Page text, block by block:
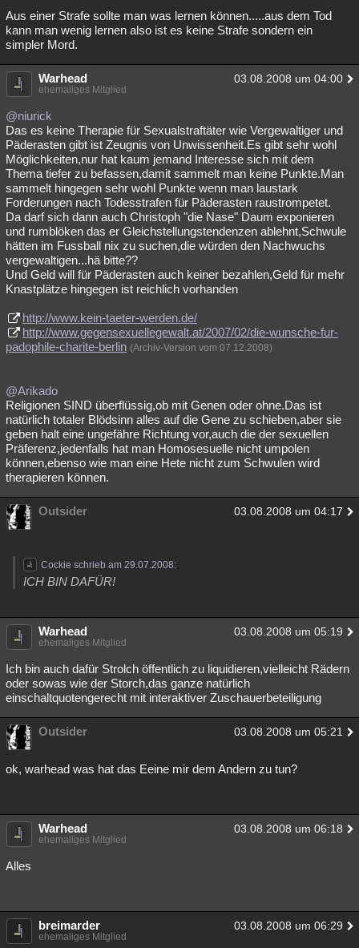
Aus einer Strafe sollte man was lernen können.....aus dem Tod
kann man wenig lernen also ist es keine Strafe sondern ein
simpler Mord.
Warhead 03.08.2008 um 04:00
ehemaliges Mitglied
@niurick
Das es keine Therapie für Sexualstraftäter wie Vergewaltiger und
Päderasten gibt ist Zeugnis von Unwissenheit.Es gibt sehr wohl
Möglichkeiten,nur hat kaum jemand Interesse sich mit dem
Thema tiefer zu befassen,damit sammelt man keine Punkte.Man
sammelt hingegen sehr wohl Punkte wenn man laustark
Forderungen nach Todesstrafen für Päderasten raustrompetet.
Da darf sich dann auch Christoph "die Nase" Daum exponieren
und rumblöken das er Gleichstellungstendenzen ablehnt,Schwule
hätten im Fussball nix zu suchen,die würden den Nachwuchs
vergewaltigen...hä bitte??
Und Geld will für Päderasten auch keiner bezahlen,Geld für mehr
Knastplätze hingegen ist reichlich vorhanden
http://www.kein-taeter-werden.de/
http://www.gegensexuellegewalt.at/2007/02/die-wunsche-fur-
padophile-charite-berlin (Archiv-Version vom 07.12.2008)
@Arikado
Religionen SIND überflüssig,ob mit Genen oder ohne.Das ist
natürlich totaler Blödsinn alles auf die Gene zu schieben,aber sie
geben halt eine ungefähre Richtung vor,auch die der sexuellen
Präferenz,jedenfalls hat man Homosesuelle nicht umpolen
können,ebenso wie man eine Hete nicht zum Schwulen wird
therapieren können.
Outsider 03.08.2008 um 04:17
Cockie schrieb am 29.07.2008:
ICH BIN DAFÜR!
Warhead 03.08.2008 um 05:19
ehemaliges Mitglied
Ich bin auch dafür Strolch öffentlich zu liquidieren,vielleicht Rädern
oder sowas wie der Storch,das ganze natürlich
einschaltquotengerecht mit interaktiver Zuschauerbeteiligung
Outsider 03.08.2008 um 05:21
ok, warhead was hat das Eeine mir dem Andern zu tun?
Warhead 03.08.2008 um 06:18
ehemaliges Mitglied
Alles
breimarder 03.08.2008 um 06:29
ehemaliges Mitglied